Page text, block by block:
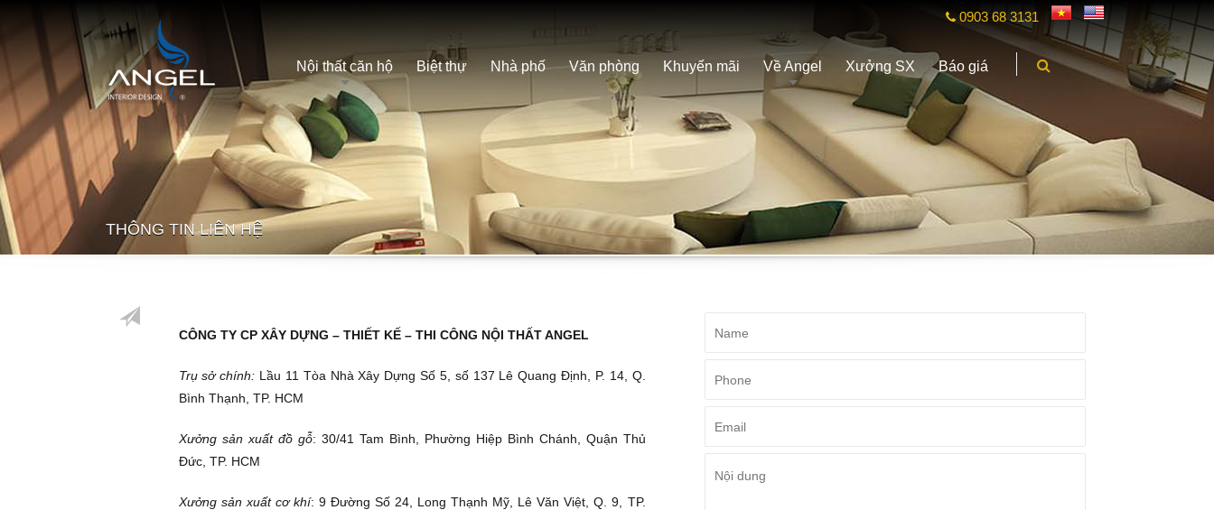
Nội thất căn hộ Biệt thự Nhà phố Văn phòng Khuyến mãi Về Angel Xưởng SX Báo giá
0903 68 3131
THÔNG TIN LIÊN HỆ
CÔNG TY CP XÂY DỰNG – THIẾT KẾ – THI CÔNG NỘI THẤT ANGEL
Trụ sở chính: Lầu 11 Tòa Nhà Xây Dựng Số 5, số 137 Lê Quang Định, P. 14, Q.
Bình Thạnh, TP. HCM
Xưởng sản xuất đồ gỗ: 30/41 Tam Bình, Phường Hiệp Bình Chánh, Quận Thủ
Đức, TP. HCM
Xưởng sản xuất cơ khí: 9 Đường Số 24, Long Thạnh Mỹ, Lê Văn Việt, Q. 9, TP.